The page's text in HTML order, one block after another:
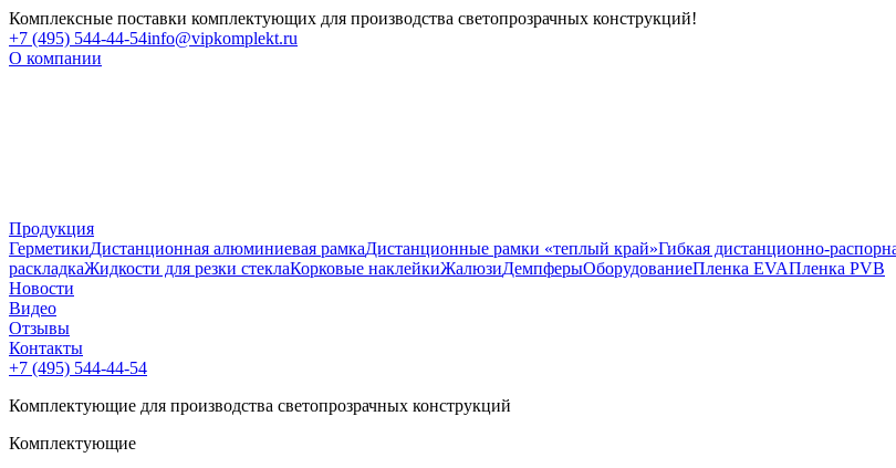
Комплексные поставки комплектующих для производства светопрозрачных конструкций!
+7 (495) 544-44-54info@vipkomplekt.ru
О компании
Продукция
ГерметикиДистанционная алюминиевая рамкаДистанционные рамки «теплый край»Гибкая дистанционно-
раскладкаЖидкости для резки стеклаКорковые наклейкиЖалюзиДемпферыОборудованиеПленка EVAПленка PVB
Новости
Видео
Отзывы
Контакты
+7 (495) 544-44-54
Комплектующие для производства светопрозрачных конструкций
Комплектующие